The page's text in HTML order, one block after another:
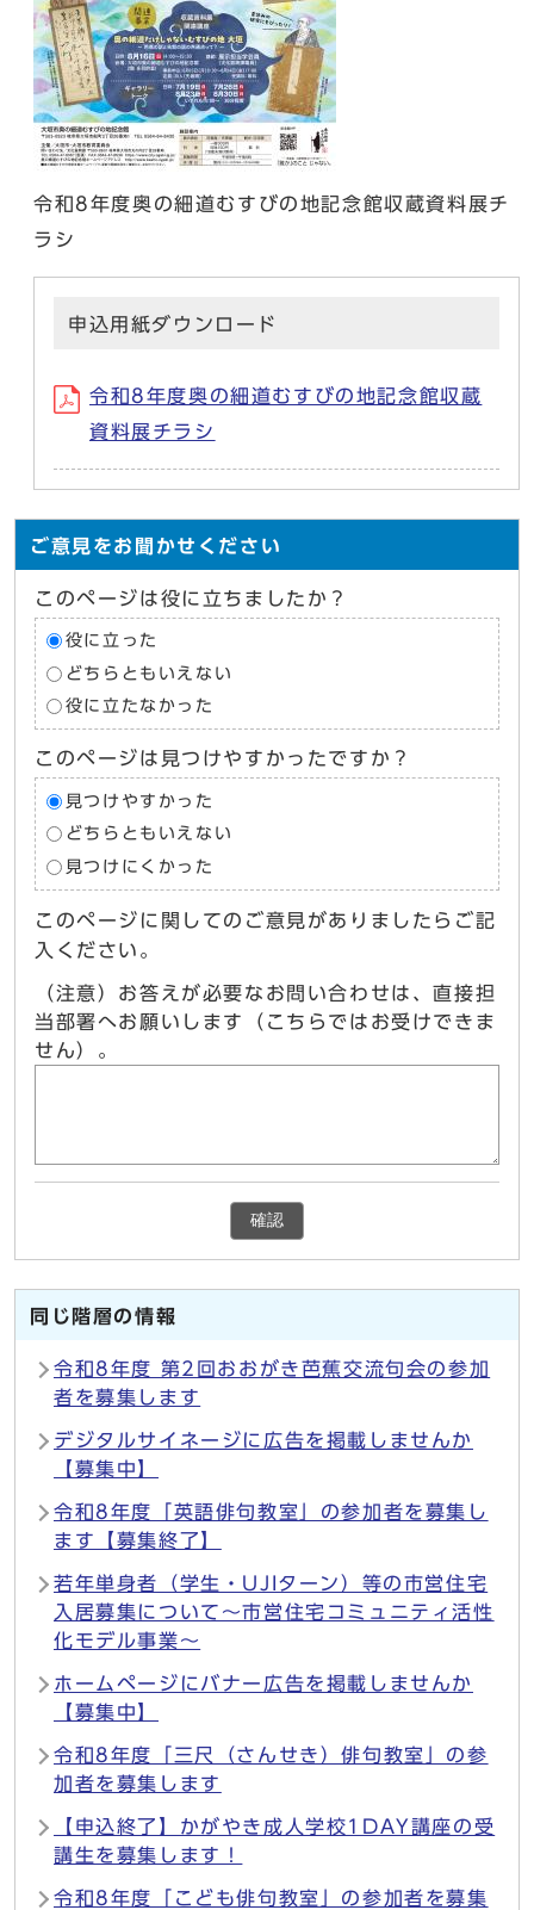
令和8年度奥の細道むすびの地記念館収蔵資料展チ
ラシ
申込用紙ダウンロード
令和8年度奥の細道むすびの地記念館収蔵
資料展チラシ
ご意見をお聞かせください
このページは役に立ちましたか？
役に立った
どちらともいえない
役に立たなかった
このページは見つけやすかったですか？
見つけやすかった
どちらともいえない
見つけにくかった
このページに関してのご意見がありましたらご記
入ください。
（注意）お答えが必要なお問い合わせは、直接担
当部署へお願いします（こちらではお受けできま
せん）。
確認
同じ階層の情報
令和8年度 第2回おおがき芭蕉交流句会の参加
者を募集します
デジタルサイネージに広告を掲載しませんか
【募集中】
令和8年度「英語俳句教室」の参加者を募集し
ます【募集終了】
若年単身者（学生・UJIターン）等の市営住宅
入居募集について〜市営住宅コミュニティ活性
化モデル事業〜
ホームページにバナー広告を掲載しませんか
【募集中】
令和8年度「三尺（さんせき）俳句教室」の参
加者を募集します
【申込終了】かがやき成人学校1DAY講座の受
講生を募集します！
令和8年度「こども俳句教室」の参加者を募集